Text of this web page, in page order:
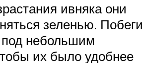
ивняка они
зеленью. Побеги
небольшим
их было удобнее